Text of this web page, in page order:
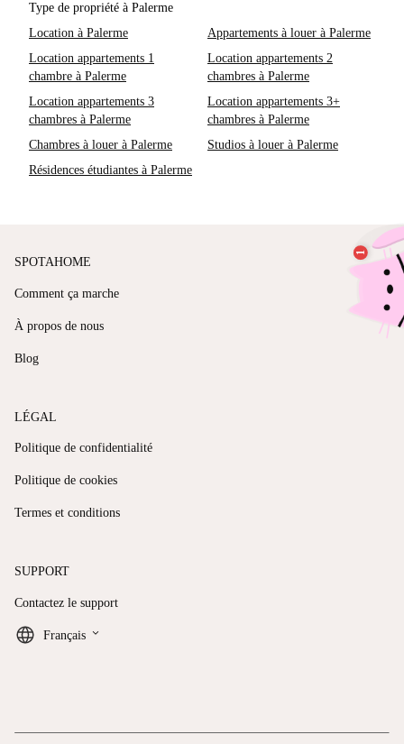
Type de propriété à Palerme
Location à Palerme
Appartements à louer à Palerme
Location appartements 1
chambre à Palerme
Location appartements 2
chambres à Palerme
Location appartements 3
chambres à Palerme
Location appartements 3+
chambres à Palerme
Chambres à louer à Palerme
Studios à louer à Palerme
Résidences étudiantes à Palerme
SPOTAHOME
Comment ça marche
À propos de nous
Blog
LÉGAL
Politique de confidentialité
Politique de cookies
Termes et conditions
SUPPORT
Contactez le support
Français keyboard_arrow_down